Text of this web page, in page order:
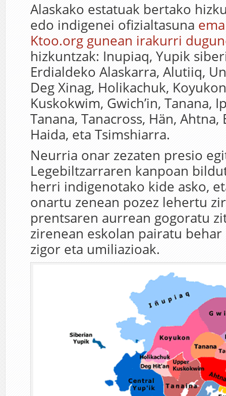
Alaskako estatuak bertako
edo indigenei ofizialtasuna
Ktoo.org gunean irakurri
hizkuntzak: Inupiaq, Yupik
Erdialdeko Alaskarra, Alutiiq,
Deg Xinag, Holikachuk,
Kuskokwim, Gwich’in, Tanana,
Tanana, Tanacross, Hän, Ahtna,
Haida, eta Tsimshiarra.
Neurria onar zezaten presio
Legebiltzarraren kanpoan
herri indigenotako kide asko,
onartu zenean pozez lehertu
prentsaren aurrean gogoratu
zirenean eskolan pairatu
zigor eta umiliazioak.